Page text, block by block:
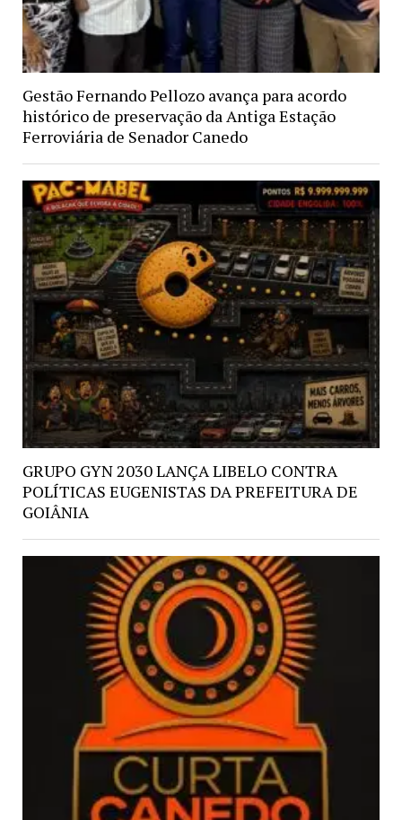
Gestão Fernando Pellozo avança para acordo
histórico de preservação da Antiga Estação
Ferroviária de Senador Canedo
GRUPO GYN 2030 LANÇA LIBELO CONTRA
POLÍTICAS EUGENISTAS DA PREFEITURA DE
GOIÂNIA